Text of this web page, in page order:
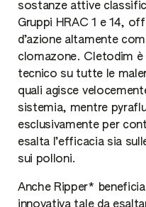
sostanze attive
Gruppi HRAC 1 e 14,
d’azione altamente
clomazone. Cletodim
tecnico su tutte le
quali agisce
sistemia, mentre
esclusivamente per
esalta l’efficacia sia
sui polloni.
Anche Ripper*